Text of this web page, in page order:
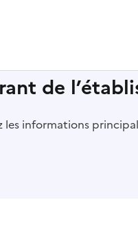
de
les informations